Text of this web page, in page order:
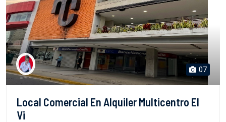
07
Local Comercial En Alquiler Multicentro El
Vi